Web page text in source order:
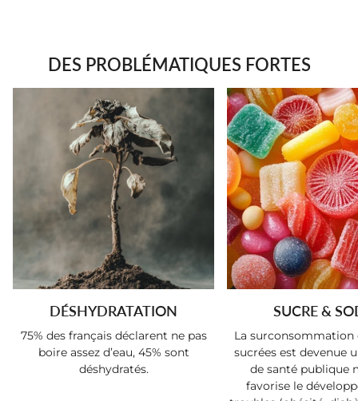
DES PROBLÉMATIQUES FORTES
DÉSHYDRATATION
75% des français déclarent ne pas
boire assez d’eau, 45% sont
déshydratés.
SUCRE &
La surconsommation
sucrées est devenue
de santé publique
favorise le